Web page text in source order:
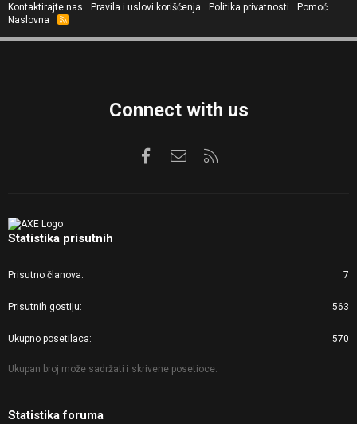
Kontaktirajte nas
Pravila i uslovi korišćenja Politika privatnosti
Pomoć
Naslovna
R
S
Connect with us
FacebookKontaktirajte nas
Statistika prisutnih
Prisutno članova 7
Prisutnih gostiju 563
Ukupno posetilaca 570
Ukupan broj može sadržati i skrivene posetioce.
Statistika foruma